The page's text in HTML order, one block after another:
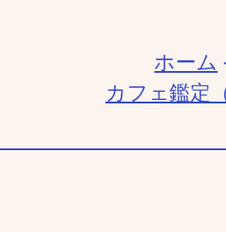
ホーム
カフェ鑑定